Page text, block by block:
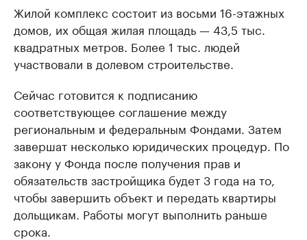
Жилой комплекс состоит из восьми 16-этажных
домов, их общая жилая площадь — 43,5 тыс.
квадратных метров. Более 1 тыс. людей
участвовали в долевом строительстве.
Сейчас готовится к подписанию
соответствующее соглашение между
региональным и федеральным Фондами. Затем
завершат несколько юридических процедур. По
закону у Фонда после получения прав и
обязательств застройщика будет 3 года на то,
чтобы завершить объект и передать квартиры
дольщикам. Работы могут выполнить раньше
срока.